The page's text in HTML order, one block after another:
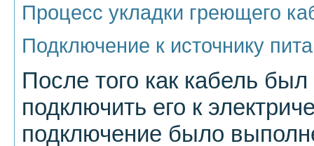
Процесс укладки греющего
Подключение к источнику
После того как кабель
подключить его к
подключение было